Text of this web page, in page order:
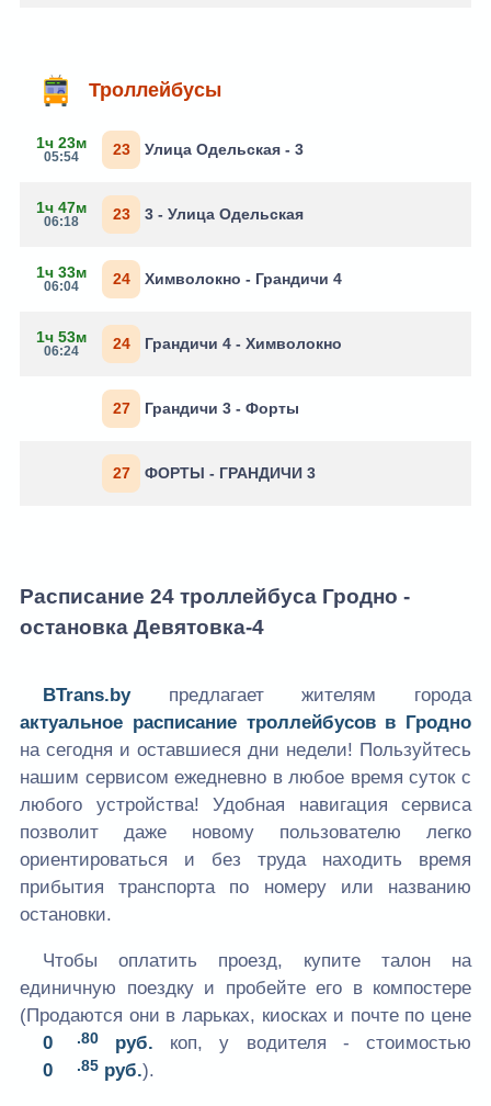
Троллейбусы
1ч 23м
05:54 23 Улица Одельская - 3
1ч 47м
06:18 23 3 - Улица Одельская
1ч 33м
06:04 24 Химволокно - Грандичи 4
1ч 53м
06:24 24 Грандичи 4 - Химволокно
27 Грандичи 3 - Форты
27 ФОРТЫ - ГРАНДИЧИ 3
Расписание 24 троллейбуса Гродно -
остановка Девятовка-4
BTrans.byпредлагает жителям города
актуальное расписание троллейбусов в Гродно
на сегодня и оставшиеся дни недели! Пользуйтесь
нашим сервисом ежедневно в любое время суток с
любого устройства! Удобная навигация сервиса
позволит даже новому пользователю легко
ориентироваться и без труда находить время
прибытия транспорта по номеру или названию
остановки.
Чтобы оплатить проезд, купите талон на
единичную поездку и пробейте его в компостере
(Продаются они в ларьках, киосках и почте по цене
0
.80руб. коп, у водителя - стоимостью
0
.85руб.).